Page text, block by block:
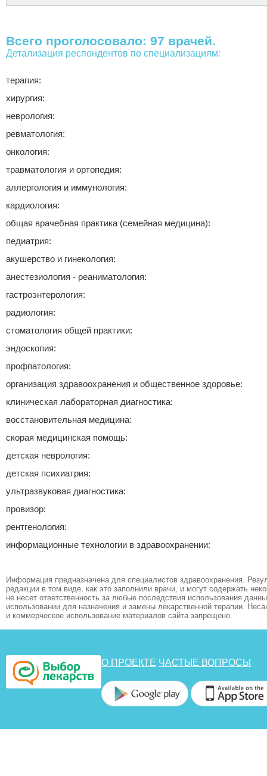
Всего проголосовало: 97 врачей.
Детализация респондентов по специализациям:
терапия:
хирургия:
неврология:
ревматология:
онкология:
травматология и ортопедия:
аллергология и иммунология:
кардиология:
общая врачебная практика (семейная медицина):
педиатрия:
акушерство и гинекология:
анестезиология - реаниматология:
гастроэнтерология:
радиология:
стоматология общей практики:
эндоскопия:
профпатология:
организация здравоохранения и общественное здоровье:
клиническая лабораторная диагностика:
восстановительная медицина:
скорая медицинская помощь:
детская неврология:
детская психиатрия:
ультразвуковая диагностика:
провизор:
рентгенология:
информационные технологии в здравоохранении:
Информация предназначена для специалистов здравоохранения.
редакции в том виде, как это заполнили врачи, и могут содержать
не несет ответственность за любые последствия использования
использовании для назначения и замены лекарственной терапии.
и коммерческое использование материалов сайта запрещено.
О ПРОЕКТЕ ЧАСТЫЕ ВОПРОСЫ